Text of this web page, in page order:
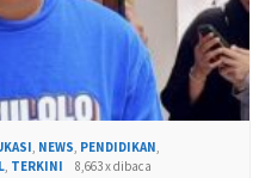
NEWS PENDIDIKAN
TERKINI 8,663 x dibaca